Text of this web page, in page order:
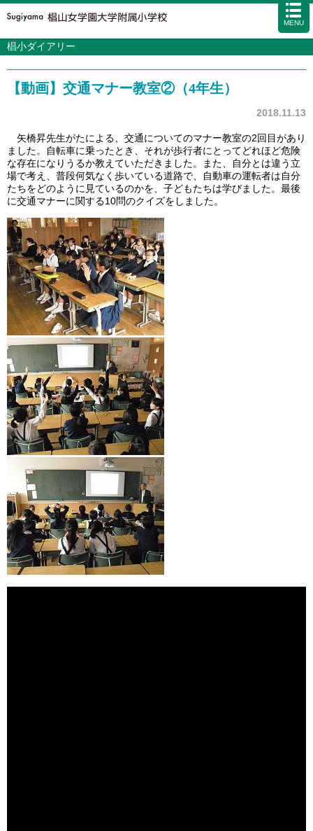
MENU
学校案内 カリキュラム
入試情報 学校生活
アクセス 資料請求 お問い合わせ サイトマップ
椙小ダイアリー
【動画】交通マナー教室②（4年生）
2018.11.13
矢橋昇先生がたによる、交通についてのマナー教室の2回目があり
ました。自転車に乗ったとき、それが歩行者にとってどれほど危険
な存在になりうるか教えていただきました。また、自分とは違う立
場で考え、普段何気なく歩いている道路で、自動車の運転者は自分
たちをどのように見ているのかを、子どもたちは学びました。最後
に交通マナーに関する10問のクイズをしました。